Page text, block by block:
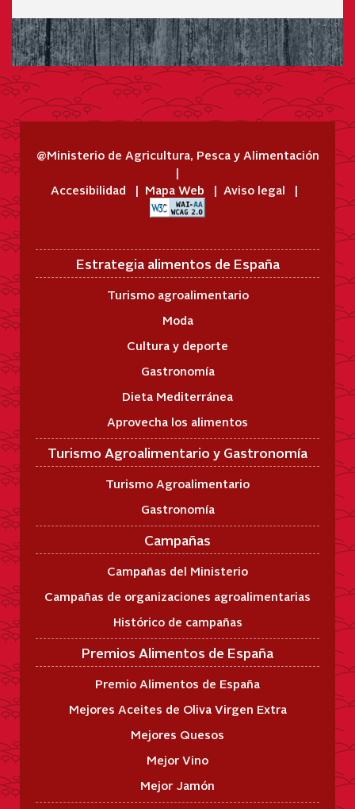
@Ministerio de Agricultura, Pesca y Alimentación
Accesibilidad Mapa Web Aviso legal
Estrategia alimentos de España
Turismo agroalimentario
Moda
Cultura y deporte
Gastronomía
Dieta Mediterránea
Aprovecha los alimentos
Turismo Agroalimentario y Gastronomía
Turismo Agroalimentario
Gastronomía
Campañas
Campañas del Ministerio
Campañas de organizaciones agroalimentarias
Histórico de campañas
Premios Alimentos de España
Premio Alimentos de España
Mejores Aceites de Oliva Virgen Extra
Mejores Quesos
Mejor Vino
Mejor Jamón